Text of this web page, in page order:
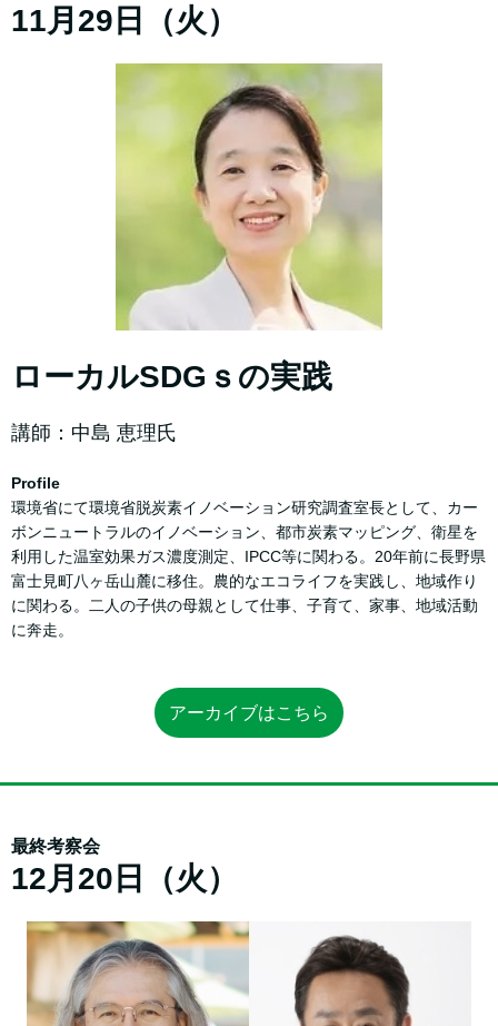
11月29日（火）
ローカルSDGｓの実践
講師： 中島 恵理氏
Profile
環境省にて環境省脱炭素イノベーション研究調査室長として、カー
ボンニュートラルのイノベーション、都市炭素マッピング、衛星を
利用した温室効果ガス濃度測定、IPCC等に関わる。20年前に長野県
富士見町八ヶ岳山麓に移住。農的なエコライフを実践し、地域作り
に関わる。二人の子供の母親として仕事、子育て、家事、地域活動
に奔走。
アーカイブはこちら
最終考察会
12月20日（火）